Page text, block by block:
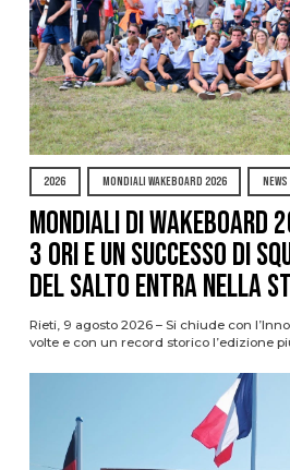
2026 MONDIALI WAKEBOARD 2026 NEWS
Mondiali di Wakeboard
3 ori e un successo di
del Salto entra nella
Rieti, 9 agosto 2026 – Si chiude con
volte e con un record storico l’edizione